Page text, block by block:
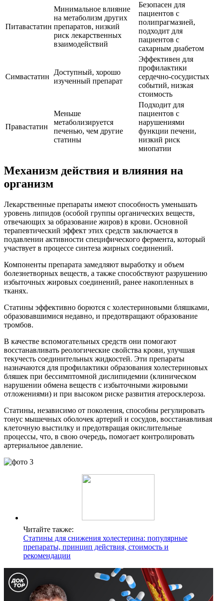
Питавастатин
Минимальное влияние
на метаболизм других
препаратов, низкий
риск лекарственных
взаимодействий
Безопасен для
пациентов с
полипрагмазией,
подходит для
пациентов с
сахарным диабетом
Симвастатин
Доступный, хорошо
изученный препарат
Эффективен для
профилактики
сердечно-сосудистых
событий, низкая
стоимость
Правастатин
Меньше
метаболизируется
печенью, чем другие
статины
Подходит для
пациентов с
нарушениями
функции печени,
низкий риск
миопатии
Механизм действия и влияния на
организм
Лекарственные препараты имеют способность уменьшать
уровень липидов (особой группы органических веществ,
отвечающих за образование жиров) в крови. Основной
терапевтический эффект этих средств заключается в
подавлении активности специфического фермента, который
участвует в процессе синтеза жирных соединений.
Компоненты препарата замедляют выработку и объем
болезнетворных веществ, а также способствуют разрушению
избыточных жировых соединений, ранее накопленных в
тканях.
Статины эффективно борются с холестериновыми бляшками,
образовавшимися недавно, и предотвращают образование
тромбов.
В качестве вспомогательных средств они помогают
восстанавливать реологические свойства крови, улучшая
текучесть соединительных жидкостей. Эти препараты
назначаются для профилактики образования холестериновых
бляшек при бессимптомной дислипидемии (клиническом
нарушении обмена веществ с избыточными жировыми
отложениями) и при высоком риске развития атеросклероза.
Статины, независимо от поколения, способны регулировать
тонус мышечных оболочек артерий и сосудов, восстанавливая
клеточную выстилку и предотвращая окислительные
процессы, что, в свою очередь, помогает контролировать
артериальное давление.
Читайте также:
Статины для снижения холестерина: популярные
препараты, принцип действия, стоимость и
рекомендации